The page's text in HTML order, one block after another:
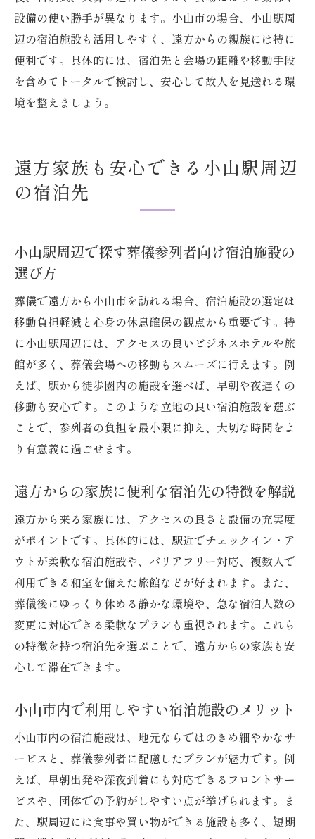
小山市で家族葬を成功させるための心得
葬儀場周辺で快適に滞在する方法とは
葬儀場周辺で快適な宿泊を確保するコツ
葬儀参列者に配慮した宿泊施設選びのポイ
ント
葬儀と宿泊の両立で気をつけたいこと
葬儀会場からアクセスしやすい宿を選ぶ理
由
宿泊施設と葬儀会場の上手な組み合わせ方
小山市で効率よく宿泊と葬儀を手配する方
法
遠方からの参列者に配慮した組み合わせ例
葬儀と宿泊施設のスムーズな調整ポイント
小山市で選ばれる宿泊施設と葬儀場の特徴
葬儀会場と宿泊施設の上手な予約の進め方
設備の使い勝手が異なります。小山市の場合、小山駅周
辺の宿泊施設も活用しやすく、遠方からの親族には特に
便利です。具体的には、宿泊先と会場の距離や移動手段
を含めてトータルで検討し、安心して故人を見送れる環
境を整えましょう。
遠方家族も安心できる小山駅周辺
の宿泊先
小山駅周辺で探す葬儀参列者向け宿泊施設の
選び方
葬儀で遠方から小山市を訪れる場合、宿泊施設の選定は
移動負担軽減と心身の休息確保の観点から重要です。特
に小山駅周辺には、アクセスの良いビジネスホテルや旅
館が多く、葬儀会場への移動もスムーズに行えます。例
えば、駅から徒歩圏内の施設を選べば、早朝や夜遅くの
移動も安心です。このような立地の良い宿泊施設を選ぶ
ことで、参列者の負担を最小限に抑え、大切な時間をよ
り有意義に過ごせます。
遠方からの家族に便利な宿泊先の特徴を解説
遠方から来る家族には、アクセスの良さと設備の充実度
がポイントです。具体的には、駅近でチェックイン・ア
ウトが柔軟な宿泊施設や、バリアフリー対応、複数人で
利用できる和室を備えた旅館などが好まれます。また、
葬儀後にゆっくり休める静かな環境や、急な宿泊人数の
変更に対応できる柔軟なプランも重視されます。これら
の特徴を持つ宿泊先を選ぶことで、遠方からの家族も安
心して滞在できます。
小山市内で利用しやすい宿泊施設のメリット
小山市内の宿泊施設は、地元ならではのきめ細やかなサ
ービスと、葬儀参列者に配慮したプランが魅力です。例
えば、早朝出発や深夜到着にも対応できるフロントサー
ビスや、団体での予約がしやすい点が挙げられます。ま
た、駅周辺には食事や買い物ができる施設も多く、短期